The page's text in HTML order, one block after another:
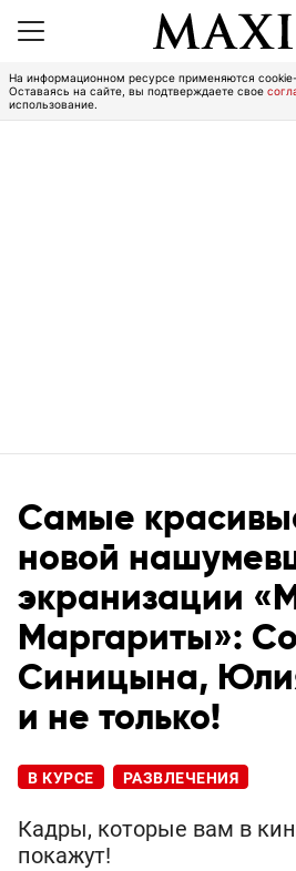
На информационном ресурсе применяются
Оставаясь на сайте, вы подтверждаете свое
использование.
Самые
новой
экранизации
Маргариты»:
Синицына,
и не только!
В КУРСЕ РАЗВЛЕЧЕНИЯ
Кадры, которые вам в
покажут!